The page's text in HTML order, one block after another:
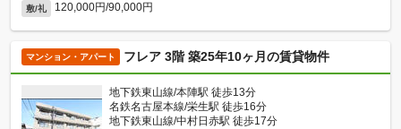
敷/礼 120,000円/90,000円
マンション・アパート フレア 3階 築25年10ヶ月の賃貸物件
地下鉄東山線/本陣駅 徒歩13分
名鉄名古屋本線/栄生駅 徒歩16分
地下鉄東山線/中村日赤駅 徒歩17分